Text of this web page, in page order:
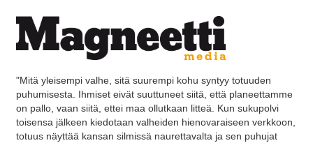
"Mitä yleisempi valhe, sitä suurempi kohu syntyy totuuden
puhumisesta. Ihmiset eivät suuttuneet siitä, että planeettamme
on pallo, vaan siitä, ettei maa ollutkaan litteä. Kun sukupolvi
toisensa jälkeen kiedotaan valheiden hienovaraiseen verkkoon,
totuus näyttää kansan silmissä naurettavalta ja sen puhujat